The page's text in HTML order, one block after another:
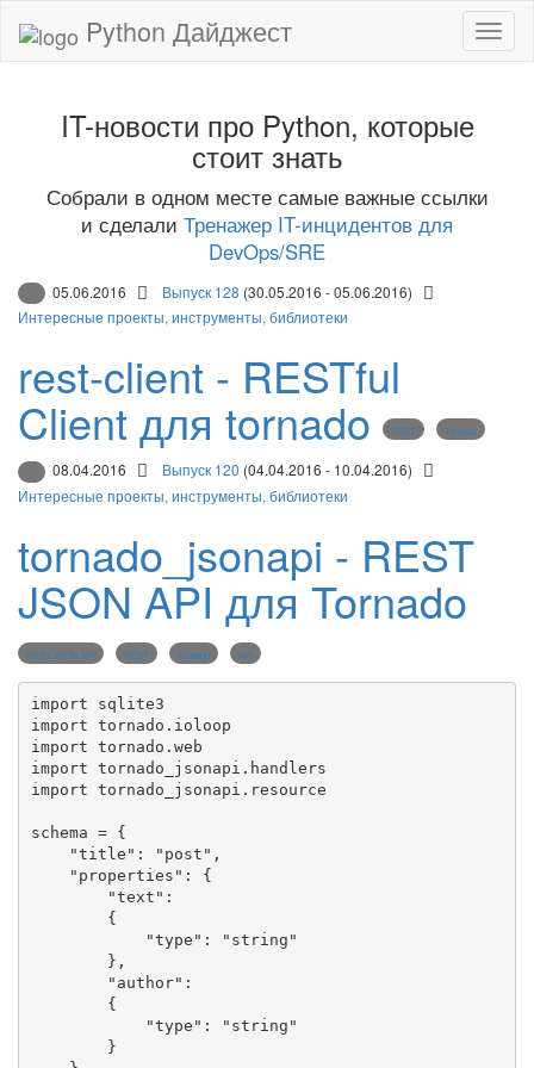
Python Дайджест
IT-новости про Python, которые
стоит знать
Собрали в одном месте самые важные ссылки
и сделали Тренажер IT-инцидентов для
DevOps/SRE
05.06.2016 Выпуск 128 (30.05.2016 - 05.06.2016)
Интересные проекты, инструменты, библиотеки
rest-client - RESTful
Client для tornado REST Tornado
08.04.2016 Выпуск 120 (04.04.2016 - 10.04.2016)
Интересные проекты, инструменты, библиотеки
tornado_jsonapi - REST
JSON API для Tornado
REST JSON API REST Tornado API
import
import
import
import
import tornado_jsonapi.resource
schema = {
"title " : " post " ,
" properties " : {
"text " :
        {
"type " : " string "
        },
" author" :
        {
"type " : " string "
        }